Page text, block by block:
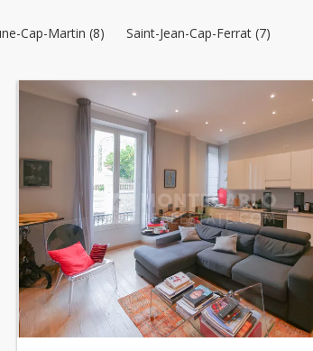
Cap-Martin (8) Saint-Jean-Cap-Ferrat (7)